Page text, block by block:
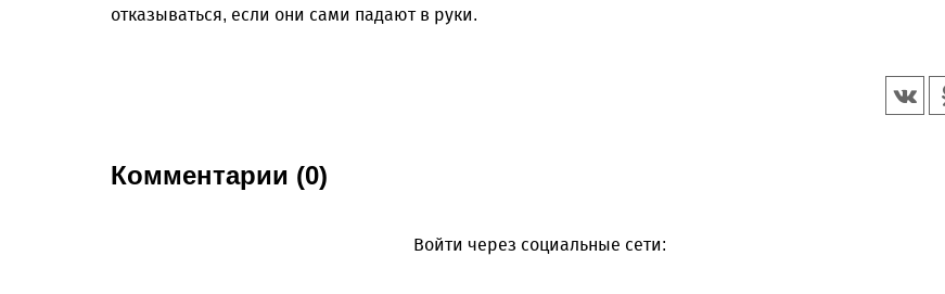
отказываться, если они сами падают в руки.
Комментарии (0)
Войти через социальные сети: